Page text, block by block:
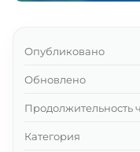
Опубликовано
Обновлено
Продолжительность
Категория